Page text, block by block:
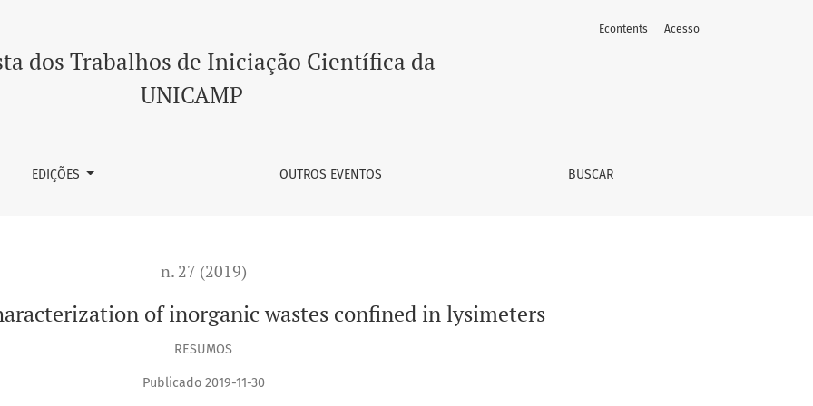
confined in lysimeters
dos Trabalhos de Iniciação Científica da
UNICAMP
EDIÇÕES OUTROS EVENTOS BUSCAR
Econtents Acesso
n. 27 (2019)
of inorganic wastes confined in lysimeters
RESUMOS
Publicado 2019-11-30